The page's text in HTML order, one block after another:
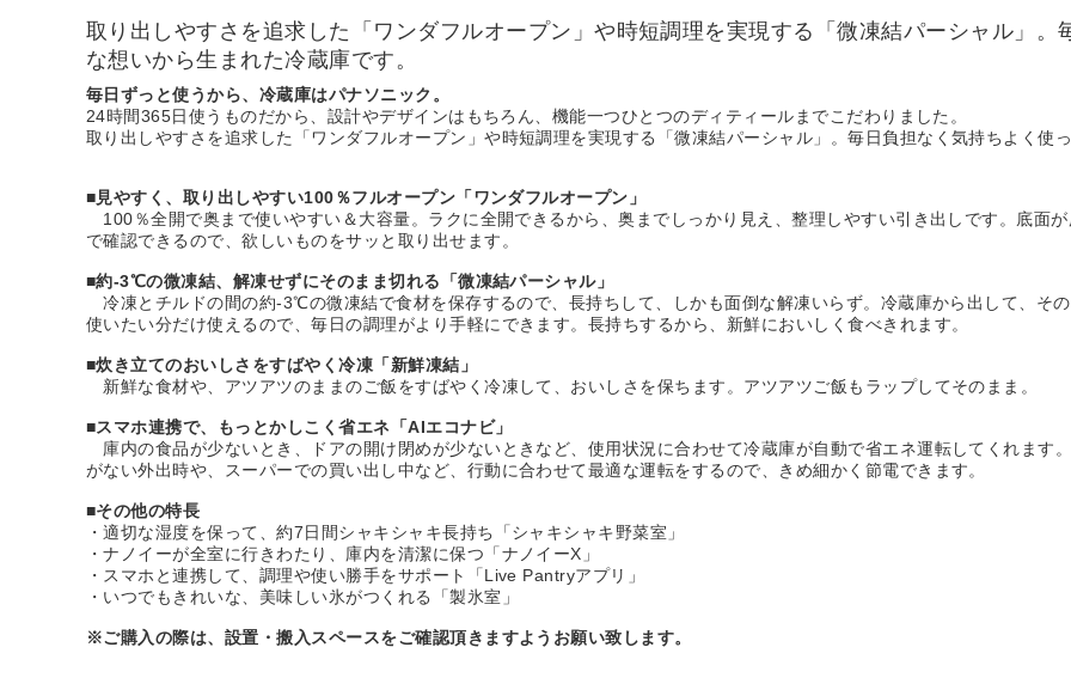
取り出しやすさを追求した「ワンダフルオープン」や時短調理を実現する「微凍結パーシャル」
な想いから生まれた冷蔵庫です。
毎日ずっと使うから、冷蔵庫はパナソニック。
24時間365日使うものだから、設計やデザインはもちろん、機能一つひとつのディティールまでこだわりました。
取り出しやすさを追求した「ワンダフルオープン」や時短調理を実現する「微凍結パーシャル」。毎日負担なく気持ちよく使
■見やすく、取り出しやすい100％フルオープン「ワンダフルオープン」
100％全開で奥まで使いやすい＆大容量。ラクに全開できるから、奥までしっかり見え、整理しやすい引き出しです。底面
で確認できるので、欲しいものをサッと取り出せます。
■約-3℃の微凍結、解凍せずにそのまま切れる「微凍結パーシャル」
冷凍とチルドの間の約-3℃の微凍結で食材を保存するので、長持ちして、しかも面倒な解凍いらず。冷蔵庫から出して、そ
使いたい分だけ使えるので、毎日の調理がより手軽にできます。長持ちするから、新鮮においしく食べきれます。
■炊き立てのおいしさをすばやく冷凍「新鮮凍結」
新鮮な食材や、アツアツのままのご飯をすばやく冷凍して、おいしさを保ちます。アツアツご飯もラップしてそのまま。
■スマホ連携で、もっとかしこく省エネ「AIエコナビ」
庫内の食品が少ないとき、ドアの開け閉めが少ないときなど、使用状況に合わせて冷蔵庫が自動で省エネ運転してくれます
がない外出時や、スーパーでの買い出し中など、行動に合わせて最適な運転をするので、きめ細かく節電できます。
■その他の特長
・適切な湿度を保って、約7日間シャキシャキ長持ち「シャキシャキ野菜室」
・ナノイーが全室に行きわたり、庫内を清潔に保つ「ナノイーX」
・スマホと連携して、調理や使い勝手をサポート「Live Pantryアプリ」
・いつでもきれいな、美味しい氷がつくれる「製氷室」
※ご購入の際は、設置・搬入スペースをご確認頂きますようお願い致します。